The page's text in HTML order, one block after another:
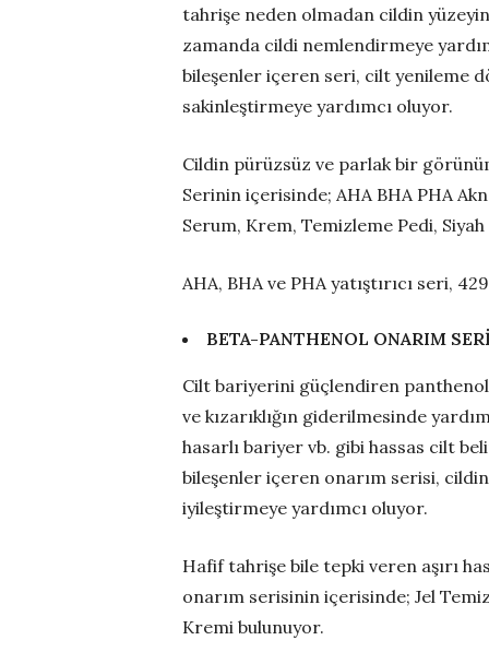
tahrişe neden olmadan cildin
zamanda cildi nemlendirmeye
bileşenler içeren seri, cilt yenileme
sakinleştirmeye yardımcı oluyor.
Cildin pürüzsüz ve parlak bir
Serinin içerisinde; AHA BHA PHA
Serum, Krem, Temizleme Pedi,
AHA, BHA ve PHA yatıştırıcı seri,
BETA-PANTHENOL ONARIM
Cilt bariyerini güçlendiren
ve kızarıklığın giderilmesinde
hasarlı bariyer vb. gibi hassas cilt
bileşenler içeren onarım serisi,
iyileştirmeye yardımcı oluyor.
Hafif tahrişe bile tepki veren aşırı
onarım serisinin içerisinde; Jel
Kremi bulunuyor.